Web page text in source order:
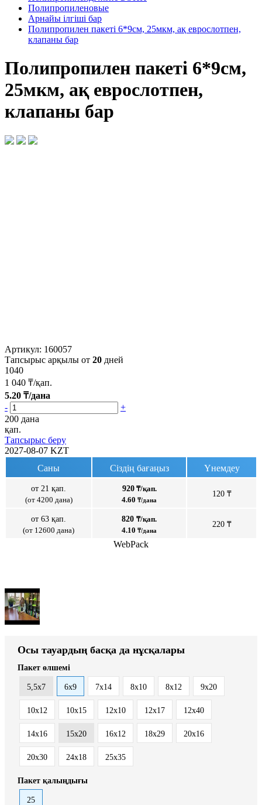
Полипропиленовые
Арнайы ілгіші бар
Полипропилен пакеті 6*9см, 25мкм, ақ еврослотпен,
клапаны бар
Полипропилен пакеті 6*9см,
25мкм, ақ еврослотпен,
клапаны бар
Артикул: 160057
Тапсырыс арқылы от 20 дней
1040
1 040 ₸/қап.
5.20 ₸/дана
-
+
200 дана
қап.
Тапсырыс беру
2027-08-07 KZT
Саны
Сіздің бағаңыз Үнемдеу
от 21 қап.
(от 4200 дана)
920₸/қап.
4.60 ₸/дана
120 ₸
от 63 қап.
(от 12600 дана)
820 ₸/қап.
4.10 ₸/дана
220 ₸
WebPack
Осы тауардың басқа да нұсқалары
Пакет өлшемі
5,5x7 6x9 7x14 8x10 8x12 9x20
10x12 10x15 12x10 12x17 12x40
14x16 15x20 16x12 18x29 20x16
20x30 24x18 25x35
Пакет қалыңдығы
25